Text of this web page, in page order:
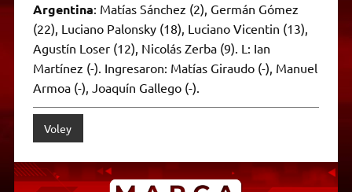
Argentina: Matías Sánchez (2), Germán Gómez
(22), Luciano Palonsky (18), Luciano Vicentin (13),
Agustín Loser (12), Nicolás Zerba (9). L: Ian
Martínez (-). Ingresaron: Matías Giraudo (-), Manuel
Armoa (-), Joaquín Gallego (-).
Voley